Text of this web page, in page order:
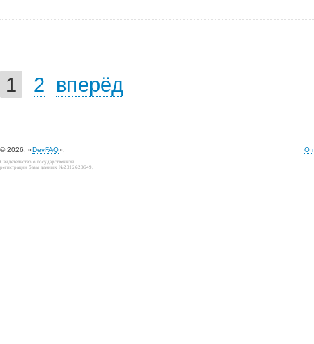
1 2 вперёд
© 2026, «DevFAQ». О
Свидетельство о государственной
регистрации базы данных №2012620649.